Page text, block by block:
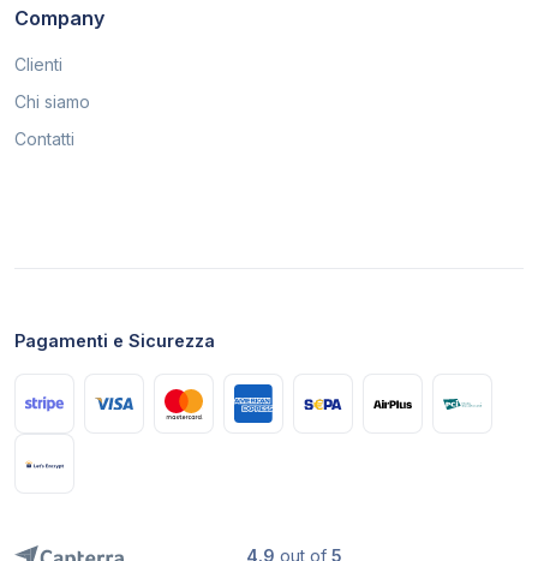
Company
Clienti
Chi siamo
Contatti
Pagamenti e Sicurezza
4.9 out of5